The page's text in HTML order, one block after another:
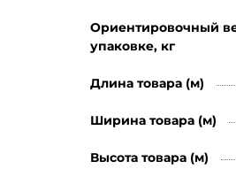
Ориентировочный
упаковке, кг
Длина товара (м)
Ширина товара (м)
Высота товара (м)